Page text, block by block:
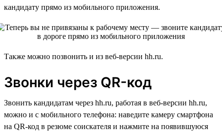
кандидату прямо из мобильного приложения.
Также можно позвонить и из веб-версии hh.ru.
Звонки через QR-код
Звонить кандидатам через hh.ru, работая в веб-версии hh.ru,
можно и с мобильного телефона: наведите камеру смартфона
на QR-код в резюме соискателя и нажмите на появившуюся